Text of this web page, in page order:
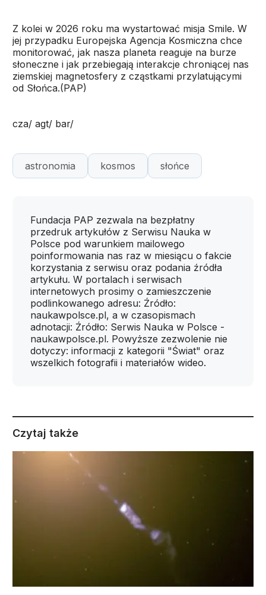
Z kolei w 2026 roku ma wystartować misja Smile. W
jej przypadku Europejska Agencja Kosmiczna chce
monitorować, jak nasza planeta reaguje na burze
słoneczne i jak przebiegają interakcje chroniącej nas
ziemskiej magnetosfery z cząstkami przylatującymi
od Słońca.(PAP)
cza/ agt/ bar/
astronomia kosmos słońce
Fundacja PAP zezwala na bezpłatny
przedruk artykułów z Serwisu Nauka w
Polsce pod warunkiem mailowego
poinformowania nas raz w miesiącu o fakcie
korzystania z serwisu oraz podania źródła
artykułu. W portalach i serwisach
internetowych prosimy o zamieszczenie
podlinkowanego adresu: Źródło:
naukawpolsce.pl, a w czasopismach
adnotacji: Źródło: Serwis Nauka w Polsce -
naukawpolsce.pl. Powyższe zezwolenie nie
dotyczy: informacji z kategorii "Świat" oraz
wszelkich fotografii i materiałów wideo.
Czytaj także